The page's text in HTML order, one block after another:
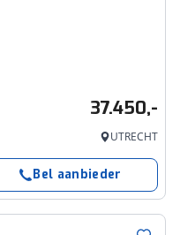
37.450,-
UTRECHT
Bel aanbieder